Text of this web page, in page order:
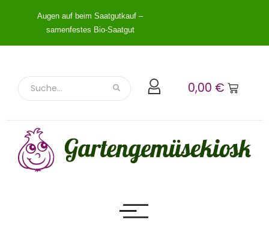
Augen auf beim Saatgutkauf –
samenfestes Bio-Saatgut
0,00 €